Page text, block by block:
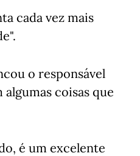
cada vez mais
o responsável
coisas que
é um excelente